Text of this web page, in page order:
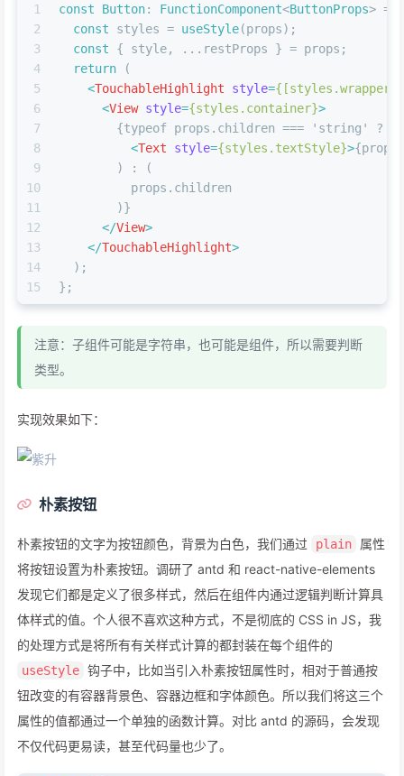
24
25
26
27
28
29
30
31
32
33
34
35
36
37
38
41
42
44
46
49
51
52
53
54
55
56
57
58
60
61
62
return theme.black;
    }
else {
return theme. white;
    }
getBorderRadius = () => {
(props.round ) {
return
theme[
(props.
return
    }
  };
container: {
paddingHorizontal: 15 ,
    },
indicator: {
marginRight : theme['padding-xs' ],
    },
textStyle: {
color
: getTextColor(),
fontSize: 14,
wrapper : {
borderRadius: theme[
height: 44,
1
2
3
4
5
6
7
8
9
10
11
12
13
14
15
const Button: FunctionComponent<ButtonProps> =
const styles = useStyle(props);
const { style, ...restProps } = props;
return (
<TouchableHighlight style={[styles.wrapper,
<View style={styles.container}>
        {typeof props.children === 'string' ? (
<Text style={styles.textStyle}>
        ) : (
          props.children
        )}
</View>
</TouchableHighlight>
  );
};
注意：子组件可能是字符串，也可能是组件，所以需要判断
类型。
实现效果如下：
朴素按钮
朴素按钮的文字为按钮颜色，背景为白色，我们通过 plain
属性
将按钮设置为朴素按钮。调研了 antd 和 react-native-elements
发现它们都是定义了很多样式，然后在组件内通过逻辑判断计算具
体样式的值。个人很不喜欢这种方式，不是彻底的 CSS in JS，我
的处理方式是将所有有关样式计算的都封装在每个组件的
useStyle 钩子中，比如当引入朴素按钮属性时，相对于普通按
钮改变的有容器背景色、容器边框和字体颜色。所以我们将这三个
属性的值都通过一个单独的函数计算。对比 antd 的源码，会发现
不仅代码更易读，甚至代码量也少了。